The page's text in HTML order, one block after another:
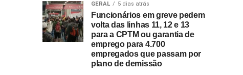
GERAL 5 dias atrás
Funcionários em greve pedem
volta das linhas 11, 12 e 13
para a CPTM ou garantia de
emprego para 4.700
empregados que passam por
plano de demissão